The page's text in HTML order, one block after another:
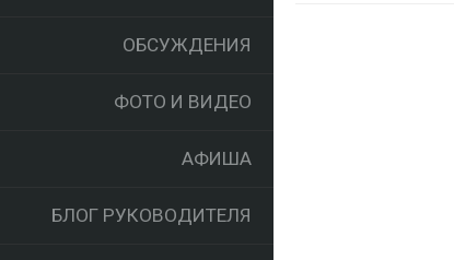
ОБСУЖДЕНИЯ
ФОТО И ВИДЕО
АФИША
БЛОГ РУКОВОДИТЕЛЯ